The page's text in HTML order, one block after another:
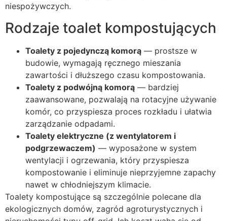
niespożywczych.
Rodzaje toalet kompostujących
Toalety z pojedynczą komorą — prostsze w
budowie, wymagają ręcznego mieszania
zawartości i dłuższego czasu kompostowania.
Toalety z podwójną komorą — bardziej
zaawansowane, pozwalają na rotacyjne używanie
komór, co przyspiesza proces rozkładu i ułatwia
zarządzanie odpadami.
Toalety elektryczne (z wentylatorem i
podgrzewaczem) — wyposażone w system
wentylacji i ogrzewania, który przyspiesza
kompostowanie i eliminuje nieprzyjemne zapachy
nawet w chłodniejszym klimacie.
Toalety kompostujące są szczególnie polecane dla
ekologicznych domów, zagród agroturystycznych i